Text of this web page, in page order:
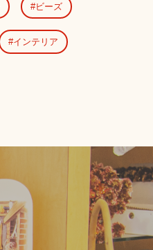
ビーズ
インテリア